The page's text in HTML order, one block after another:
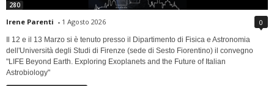
280
Irene Parenti - 1 Agosto 2026 0
Il 12 e il 13 Marzo si è tenuto presso il Dipartimento di Fisica e Astronomia
dell'Università degli Studi di Firenze (sede di Sesto Fiorentino) il convegno
"LIFE Beyond Earth. Exploring Exoplanets and the Future of Italian
Astrobiology"